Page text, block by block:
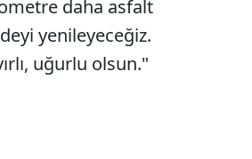
daha asfalt
yenileyeceğiz.
uğurlu olsun."